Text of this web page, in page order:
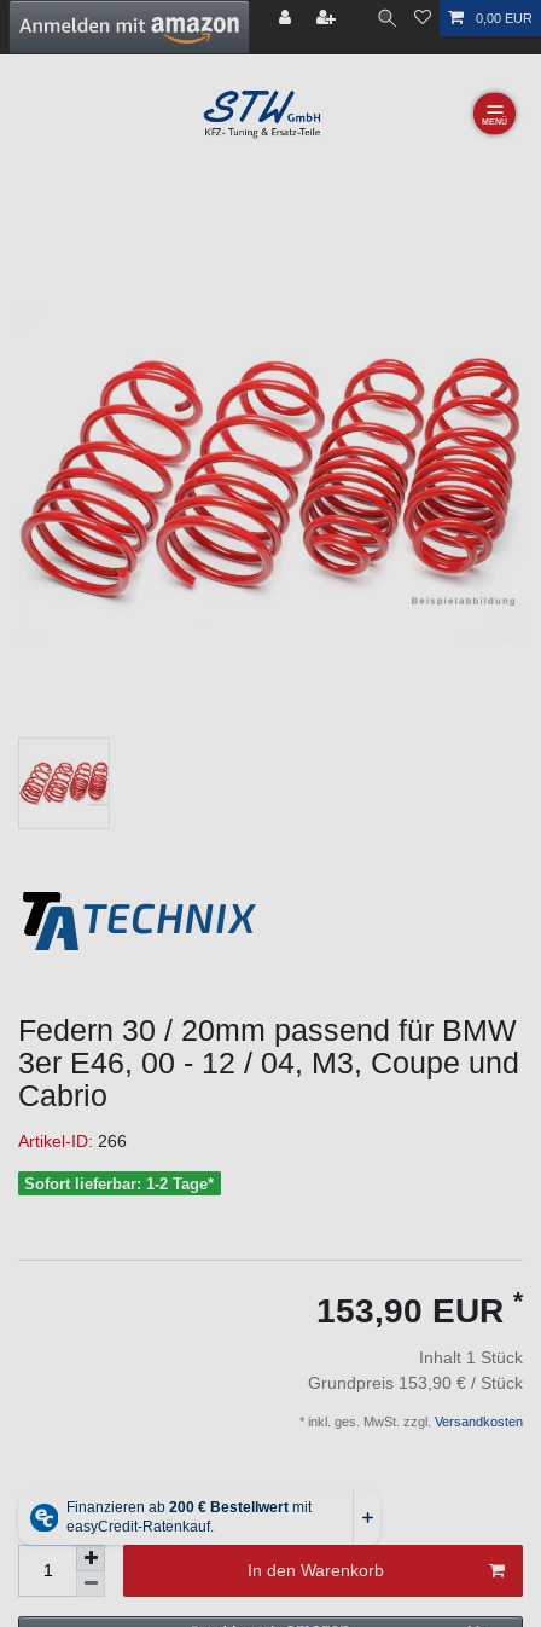
0,00 EUR
☰
Federn 30 / 20mm passend für BMW
3er E46, 00 - 12 / 04, M3, Coupe und
Cabrio
Artikel-ID: 266
Sofort lieferbar: 1-2 Tage*
153,90 EUR *
Inhalt 1 Stück
Grundpreis 153,90 € / Stück
* inkl. ges. MwSt. zzgl. Versandkosten
In den Warenkorb